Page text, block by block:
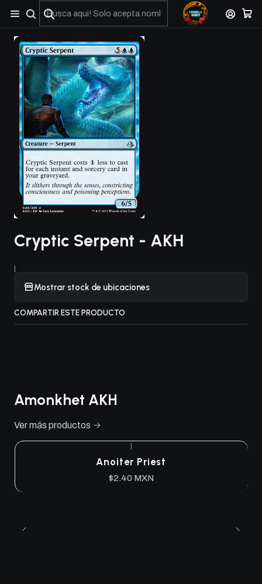
No olviden reportar sus depositos y transferencias por Whatsapp
Cryptic Serpent - AKH
|
Mostrar stock de ubicaciones
COMPARTIR ESTE PRODUCTO
Amonkhet AKH
Ver más productos
Anoiter Priest
$2.40 MXN